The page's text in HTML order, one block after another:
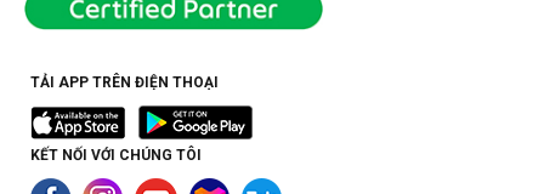
TẢI APP TRÊN ĐIỆN THOẠI
KẾT NỐI VỚI CHÚNG TÔI